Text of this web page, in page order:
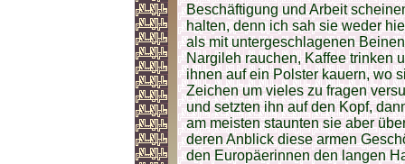
Beschäftigung und Arbeit
halten, denn ich sah sie weder
als mit untergeschlagenen
Nargileh rauchen, Kaffee trinken
ihnen auf ein Polster kauern, wo
Zeichen um vieles zu fragen
und setzten ihn auf den Kopf,
am meisten staunten sie aber
deren Anblick diese armen
den Europäerinnen den langen